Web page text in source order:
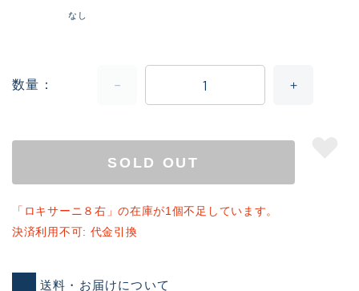
なし
数量
SOLD OUT
「ロキサーニ８右」の在庫が1個不足しています。
決済利用不可: 代金引換
送料・お届けについて